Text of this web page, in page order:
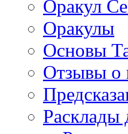
Оракул
Оракулы
Основы
Отзывы о
Расклады